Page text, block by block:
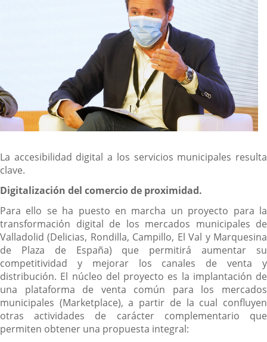
La accesibilidad digital a los servicios municipales resulta
clave.
Digitalización del comercio de proximidad.
Para ello se ha puesto en marcha un proyecto para la
transformación digital de los mercados municipales de
Valladolid (Delicias, Rondilla, Campillo, El Val y Marquesina
de Plaza de España) que permitirá aumentar su
competitividad y mejorar los canales de venta y
distribución. El núcleo del proyecto es la implantación de
una plataforma de venta común para los mercados
municipales (Marketplace), a partir de la cual confluyen
otras actividades de carácter complementario que
permiten obtener una propuesta integral: